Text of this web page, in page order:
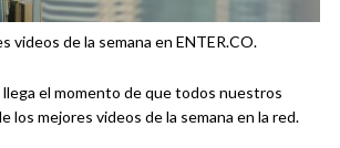
videos de la semana en ENTER.CO.
llega el momento de que todos nuestros
los mejores videos de la semana en la red.